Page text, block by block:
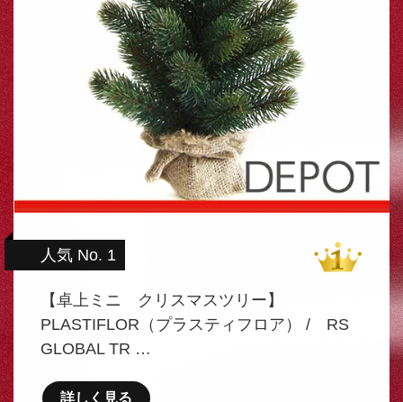
人気 No. 1
【卓上ミニ クリスマスツリー】
PLASTIFLOR（プラスティフロア） / RS
GLOBAL TR …
詳しく見る